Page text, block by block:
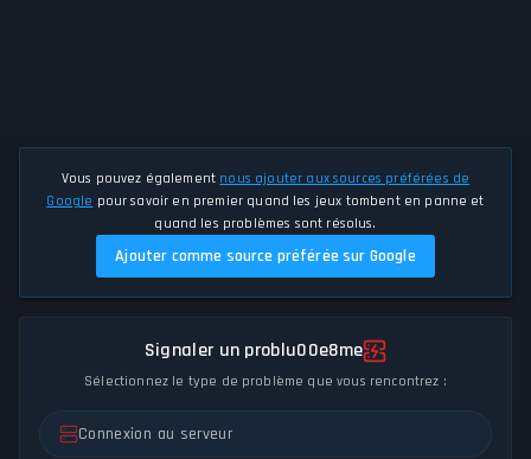
Vous pouvez également nous ajouter aux sources préférées de
Google pour savoir en premier quand les jeux tombent en panne et
quand les problèmes sont résolus.
Ajouter comme source préférée sur Google
Signaler un problu00e8me
Sélectionnez le type de problème que vous rencontrez :
Connexion au serveur